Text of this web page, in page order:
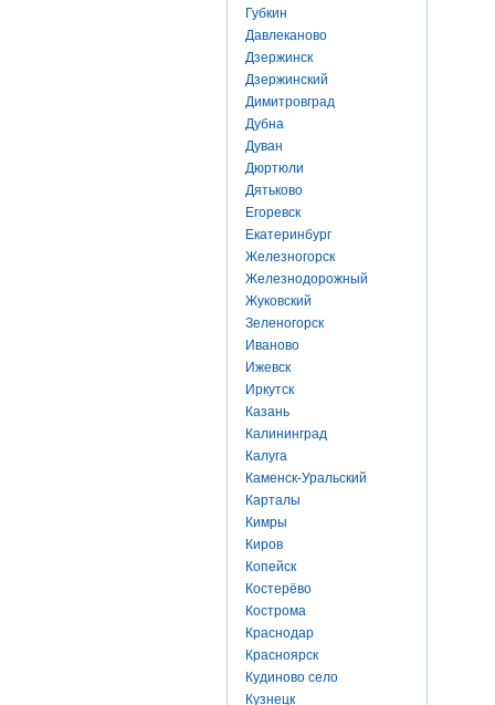
Губкин
Давлеканово
Дзержинск
Дзержинский
Димитровград
Дубна
Дуван
Дюртюли
Дятьково
Егоревск
Екатеринбург
Железногорск
Железнодорожный
Жуковский
Зеленогорск
Иваново
Ижевск
Иркутск
Казань
Калининград
Калуга
Каменск-Уральский
Карталы
Кимры
Киров
Копейск
Костерёво
Кострома
Краснодар
Красноярск
Кудиново село
Кузнецк